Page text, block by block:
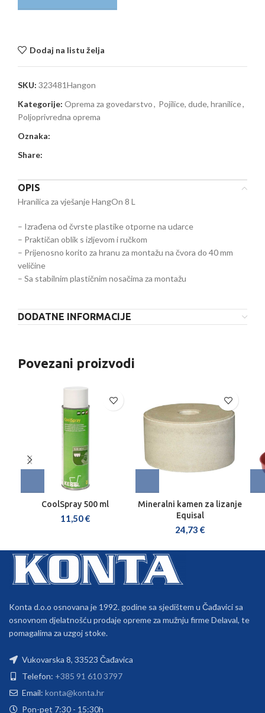
Dodaj na listu želja
SKU: 323481Hangon
Kategorije: Oprema za govedarstvo, Pojilice, dude, hranilice,
Poljoprivredna oprema
Oznaka:
Share:
OPIS
Hranilica za vješanje HangOn 8 L
– Izrađena od čvrste plastike otporne na udarce
– Praktičan oblik s izljevom i ručkom
– Prijenosno korito za hranu za montažu na čvora do 40 mm
veličine
– Sa stabilnim plastičnim nosačima za montažu
DODATNE INFORMACIJE
Povezani proizvodi
CoolSpray 500 ml
11,50€
Mineralni kamen za lizanje
Equisal
24,73 €
Konta d.o.o osnovana je 1992. godine sa sjedištem u Čađavici sa
osnovnom djelatnošću prodaje opreme za mužnju firme Delaval, te
pomagalima za uzgoj stoke.
Vukovarska 8, 33523 Čađavica
Telefon: +385 91 610 3797
Email: konta@konta.hr
Pon-pet 7:30 - 15:30h